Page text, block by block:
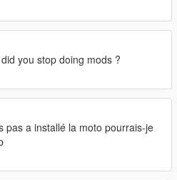
you stop doing mods ?
pas a installé la moto pourrais-je